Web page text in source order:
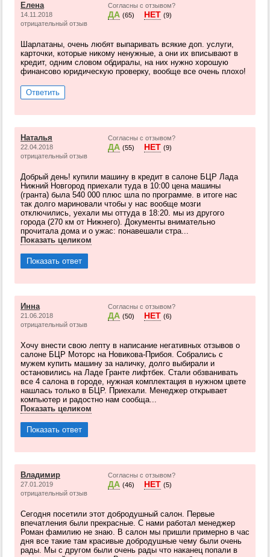
Елена
14.11.2018
отрицательный отзыв
Согласны с отзывом?
ДА (65) НЕТ (9)
Шарлатаны, очень любят выпаривать всякие доп. услуги,
карточки, которые никому ненужные, а они их вписывают в
кредит, одним словом обдиралы, на них нужно хорошую
финансово юридическую проверку, вообще все очень плохо!
Ответить
Наталья
22.04.2018
отрицательный отзыв
Согласны с отзывом?
ДА (55) НЕТ (9)
Добрый день! купили машину в кредит в салоне БЦР Лада
Нижний Новгород приехали туда в 10:00 цена машины
(гранта) была 540 000 плюс шла по программе. в итоге нас
так долго мариновали чтобы у нас вообще мозги
отключились, уехали мы оттуда в 18:20. мы из другого
города (270 км от Нижнего). Документы внимательно
прочитала дома и о ужас: понавешали стра...
Показать целиком
Показать ответ
Инна
21.06.2018
отрицательный отзыв
Согласны с отзывом?
ДА (50) НЕТ (6)
Хочу внести свою лепту в написание негативных отзывов о
салоне БЦР Моторс на Новикова-Прибоя. Собрались с
мужем купить машину за наличку, долго выбирали и
остановились на Ладе Гранте лифтбек. Стали обзванивать
все 4 салона в городе, нужная комплектация в нужном цвете
нашлась только в БЦР. Приехали. Менеджер открывает
компьютер и радостно нам сообща...
Показать целиком
Показать ответ
Владимир
27.01.2019
отрицательный отзыв
Согласны с отзывом?
ДА (46) НЕТ (5)
Сегодня посетили этот добродушный салон. Первые
впечатления были прекрасные. С нами работал менеджер
Роман фамилию не знаю. В салон мы пришли примерно в час
дня все такие там красивые добродушные чему были очень
рады. Мы с другом были очень рады что наканец попали в